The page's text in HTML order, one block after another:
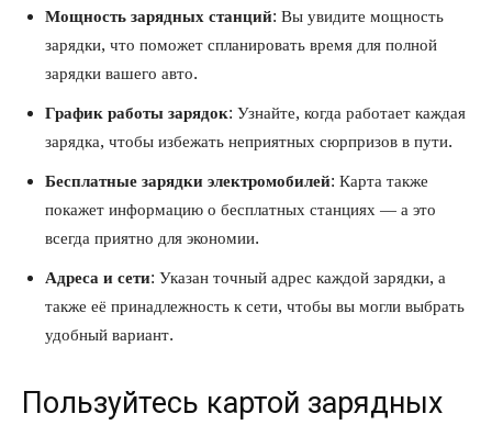
Мощность зарядных станций: Вы увидите мощность
зарядки, что поможет спланировать время для полной
зарядки вашего авто.
График работы зарядок: Узнайте, когда работает каждая
зарядка, чтобы избежать неприятных сюрпризов в пути.
Бесплатные зарядки электромобилей: Карта также
покажет информацию о бесплатных станциях — а это
всегда приятно для экономии.
Адреса и сети: Указан точный адрес каждой зарядки, а
также её принадлежность к сети, чтобы вы могли выбрать
удобный вариант.
Пользуйтесь картой зарядных